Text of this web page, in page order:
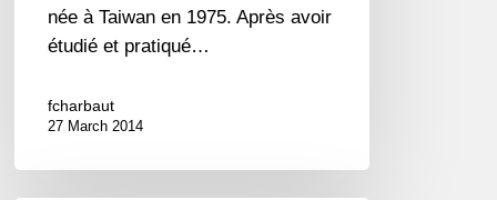
née à Taiwan en 1975. Après avoir
étudié et pratiqué…
fcharbaut
27 March 2014